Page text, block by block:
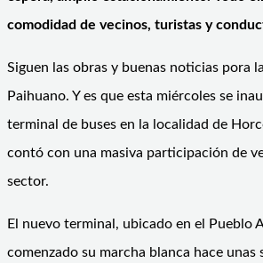
comodidad de vecinos, turistas y
Siguen las obras y buenas noticias pora
Paihuano. Y es que esta miércoles se
terminal de buses en la localidad de
contó con una masiva participación de
sector.
El nuevo terminal, ubicado en el Pueblo
comenzado su marcha blanca hace unas